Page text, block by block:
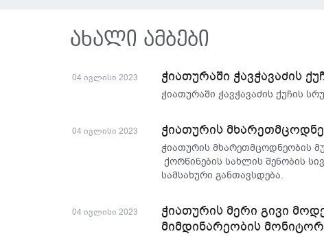
ახალი ამბები
04 ივლისი 2023 ჭიათურაში ჭავჭავაძის
ჭიათურაში ჭავჭავაძის ქუჩის
04 ივლისი 2023 ჭიათურის
ჭიათურის მხარეთმცოდნეობის
ქორწინების სახლის შენობის
სამსახური განთავსდება.
04 ივლისი 2023
ჭიათურის მერი გივი
მიმდინარეობის